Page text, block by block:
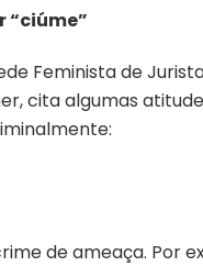
Feminista de
cita algumas
de ameaça. Por